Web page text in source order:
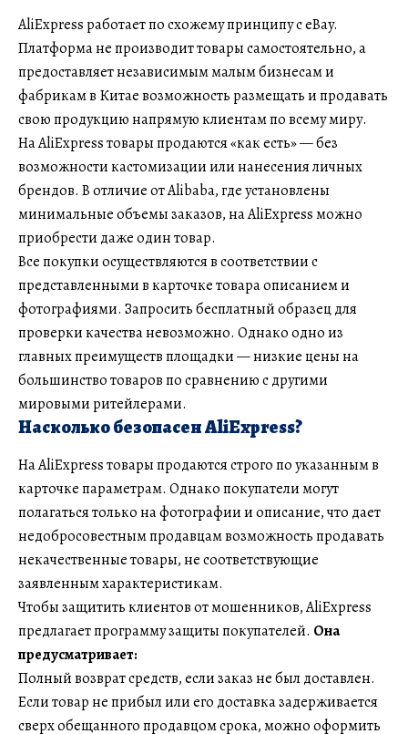
AliExpress работает по схожему принципу с eBay.
Платформа не производит товары самостоятельно, а
предоставляет независимым малым бизнесам и
фабрикам в Китае возможность размещать и продавать
свою продукцию напрямую клиентам по всему миру.
На AliExpress товары продаются «как есть» — без
возможности кастомизации или нанесения личных
брендов. В отличие от Alibaba, где установлены
минимальные объемы заказов, на AliExpress можно
приобрести даже один товар.
Все покупки осуществляются в соответствии с
представленными в карточке товара описанием и
фотографиями. Запросить бесплатный образец для
проверки качества невозможно. Однако одно из
главных преимуществ площадки — низкие цены на
большинство товаров по сравнению с другими
мировыми ритейлерами.
Насколько безопасен AliExpress?
На AliExpress товары продаются строго по указанным в
карточке параметрам. Однако покупатели могут
полагаться только на фотографии и описание, что дает
недобросовестным продавцам возможность продавать
некачественные товары, не соответствующие
заявленным характеристикам.
Чтобы защитить клиентов от мошенников, AliExpress
предлагает программу защиты покупателей. Она
предусматривает:
Полный возврат средств, если заказ не был доставлен.
Если товар не прибыл или его доставка задерживается
сверх обещанного продавцом срока, можно оформить